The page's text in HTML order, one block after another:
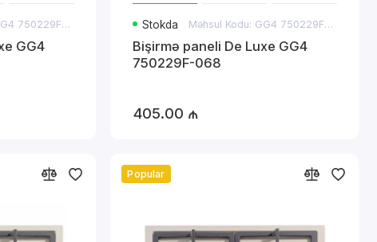
Məhsul Kodu: GG4 750229F-062
GG4
Stokda Məhsul Kodu: GG4 750229F-068
Bişirmə paneli De Luxe GG4
750229F-068
405.00 ₼
Popular